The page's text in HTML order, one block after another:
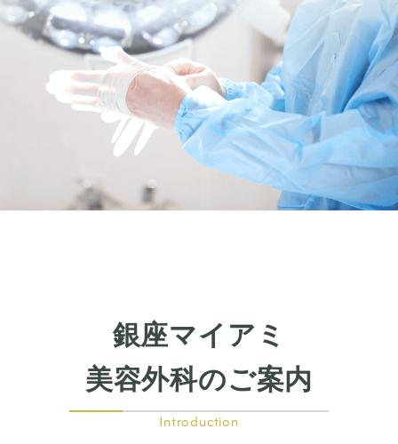
銀座マイアミ
美容外科のご案内
Introduction